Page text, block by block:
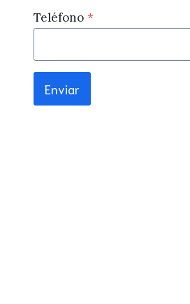
Teléfono *
Enviar